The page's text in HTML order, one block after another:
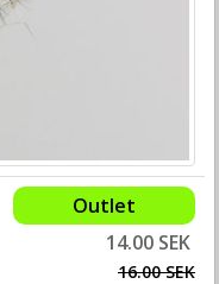
Outlet
14.00 SEK
16.00 SEK